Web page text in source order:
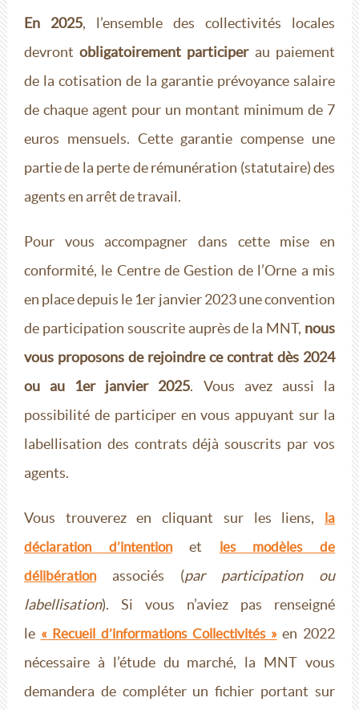
En 2025, l’ensemble des collectivités locales
devrontobligatoirement participerau paiement
de la cotisation de la garantie prévoyance salaire
de chaque agent pour un montant minimum de 7
euros mensuels. Cette garantie compense une
partie de la perte de rémunération (statutaire) des
agents en arrêt de travail.
Pour vous accompagner dans cette mise en
conformité, le Centre de Gestion de l’Orne a mis
en place depuis le 1er janvier 2023 une convention
de participation souscrite auprès de la MNT, nous
vous proposons de rejoindre ce contrat dès 2024
ou au 1er janvier 2025. Vous avez aussi la
possibilité de participer en vous appuyant sur la
labellisation des contrats déjà souscrits par vos
agents.
Vous trouverez en cliquant sur les liens,
la
déclaration d’intentionet
les modèles de
délibérationassociés (par participation ou
labellisation). Si vous n’aviez pas renseigné
le « Recueil d’informations Collectivités »en 2022
nécessaire à l’étude du marché, la MNT vous
demandera de compléter un fichier portant sur